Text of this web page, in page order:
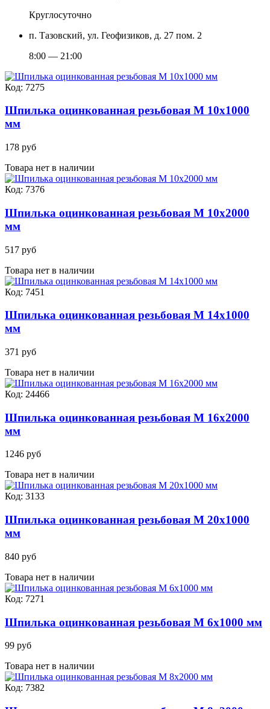
Круглосуточно
п. Тазовский, ул. Геофизиков, д. 27 пом. 2
8:00 — 21:00
Код: 7275
Шпилька оцинкованная резьбовая М 10х1000
мм
178 руб
Товара нет в наличии
Код: 7376
Шпилька оцинкованная резьбовая М 10х2000
мм
517 руб
Товара нет в наличии
Код: 7451
Шпилька оцинкованная резьбовая М 14х1000
мм
371 руб
Товара нет в наличии
Код: 24466
Шпилька оцинкованная резьбовая М 16х2000
мм
1246 руб
Товара нет в наличии
Код: 3133
Шпилька оцинкованная резьбовая М 20х1000
мм
840 руб
Товара нет в наличии
Код: 7271
Шпилька оцинкованная резьбовая М 6х1000 мм
99 руб
Товара нет в наличии
Код: 7382